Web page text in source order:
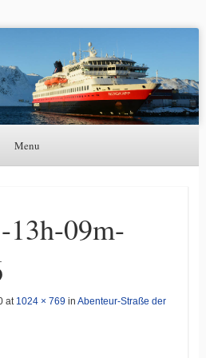
mehr
Menu
13h-09m-
at 1024 × 769 in Abenteur-Straße der